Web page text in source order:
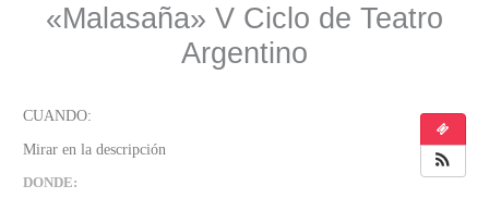
«Malasaña» V Ciclo de Teatro
Argentino
DONDE: